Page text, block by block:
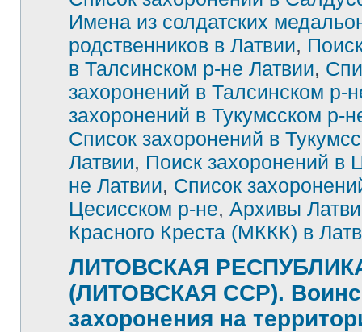
Имена из солдатских
родственников в Латвии,
в Талсинском р-не Латвии,
захоронений в Талсинском р-
захоронений в Тукумсском р-
Список захоронений в
Латвии, Поиск захоронений в
не Латвии, Список
Цесисском р-не, Архивы
Красного Креста (МККК) в
ЛИТОВСКАЯ
(ЛИТОВСКАЯ ССР).
захоронения на